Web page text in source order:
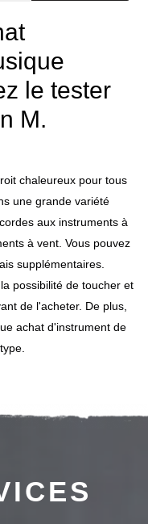
le tester
M.
chaleureux pour tous
une grande variété
aux instruments à
à vent. Vous pouvez
supplémentaires.
possibilité de toucher et
de l'acheter. De plus,
achat d'instrument de